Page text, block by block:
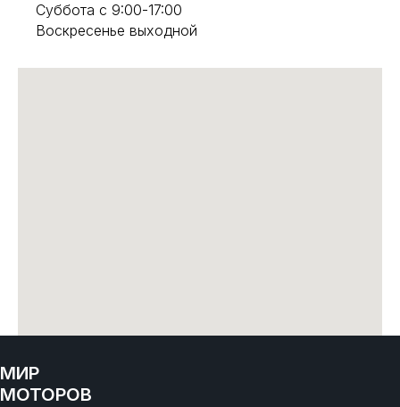
Суббота с 9:00-17:00
Воскресенье выходной
МИР
МОТОРОВ